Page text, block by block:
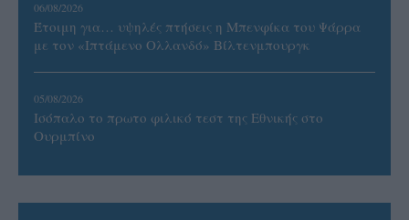
06/08/2026
Έτοιμη για… υψηλές πτήσεις η Μπενφίκα του Ψάρρα
με τον «Ιπτάμενο Ολλανδό» Βίλτενμπουργκ
05/08/2026
Ισόπαλο το πρωτο φιλικό τεστ της Εθνικής στο
Ουρμπίνο